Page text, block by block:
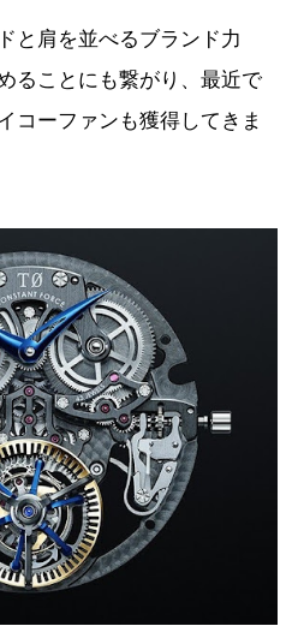
と肩を並べるブランド力
ることにも繋がり、最近で
コーファンも獲得してきま